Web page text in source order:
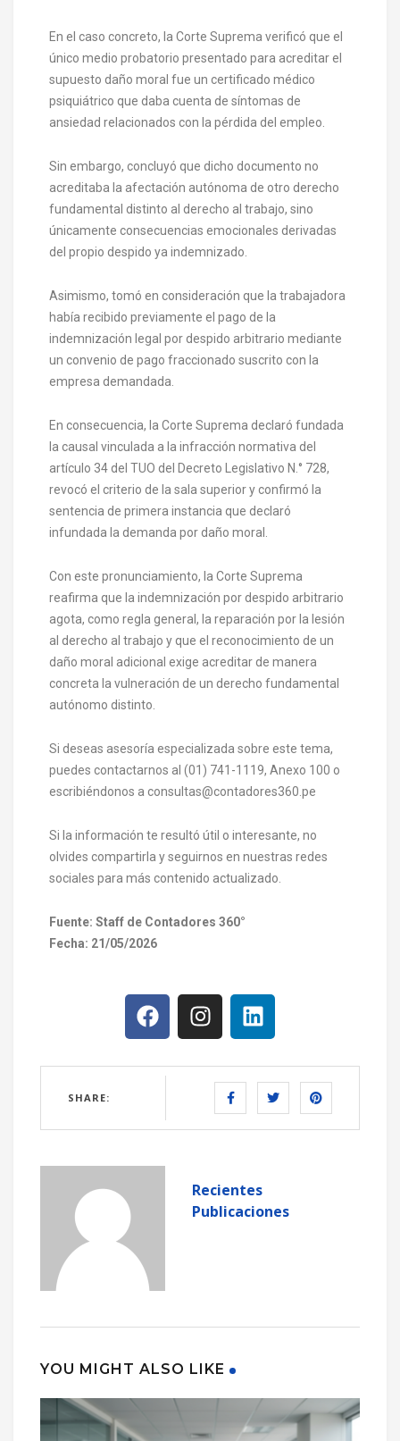
En el caso concreto, la Corte Suprema verificó que el
único medio probatorio presentado para acreditar el
supuesto daño moral fue un certificado médico
psiquiátrico que daba cuenta de síntomas de
ansiedad relacionados con la pérdida del empleo.
Sin embargo, concluyó que dicho documento no
acreditaba la afectación autónoma de otro derecho
fundamental distinto al derecho al trabajo, sino
únicamente consecuencias emocionales derivadas
del propio despido ya indemnizado.
Asimismo, tomó en consideración que la trabajadora
había recibido previamente el pago de la
indemnización legal por despido arbitrario mediante
un convenio de pago fraccionado suscrito con la
empresa demandada.
En consecuencia, la Corte Suprema declaró fundada
la causal vinculada a la infracción normativa del
artículo 34 del TUO del Decreto Legislativo N.° 728,
revocó el criterio de la sala superior y confirmó la
sentencia de primera instancia que declaró
infundada la demanda por daño moral.
Con este pronunciamiento, la Corte Suprema
reafirma que la indemnización por despido arbitrario
agota, como regla general, la reparación por la lesión
al derecho al trabajo y que el reconocimiento de un
daño moral adicional exige acreditar de manera
concreta la vulneración de un derecho fundamental
autónomo distinto.
Si deseas asesoría especializada sobre este tema,
puedes contactarnos al (01) 741-1119, Anexo 100 o
escribiéndonos a consultas@contadores360.pe
Si la información te resultó útil o interesante, no
olvides compartirla y seguirnos en nuestras redes
sociales para más contenido actualizado.
Fuente: Staff de Contadores 360°
Fecha: 21/05/2026
SHARE:
Recientes
Publicaciones
YOU MIGHT ALSO LIKE